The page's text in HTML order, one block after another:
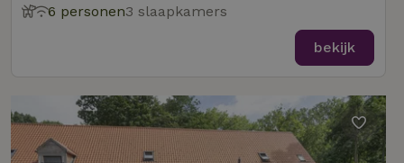
6 personen3 slaapkamers
bekijk